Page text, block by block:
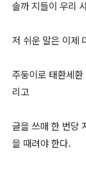
솔까 지들이 우리
저 쉬운 말은 이제
주둥이로 태환세
리고
글을 쓰매 한 번당
을 때려야 한다.